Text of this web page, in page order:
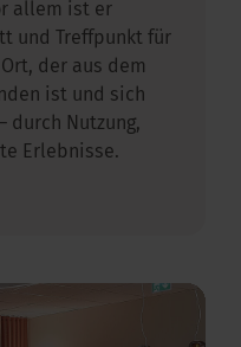
allem ist er
und Treffpunkt für
der aus dem
ist und sich
durch Nutzung,
Erlebnisse.